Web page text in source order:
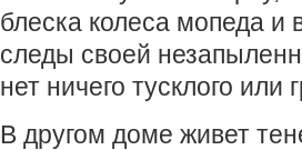
блеска колеса мопеда
следы своей
нет ничего тусклого или
В другом доме живет